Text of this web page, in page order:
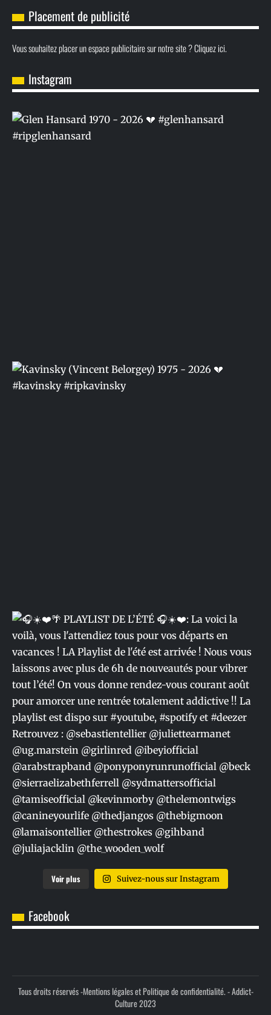
Placement de publicité
Vous souhaitez placer un espace publicitaire sur notre site ? Cliquez ici.
Instagram
Voir plus Suivez-nous sur Instagram
Facebook
Tous droits réservés -Mentions légales et Politique de confidentialité.- Addict-
Culture 2023